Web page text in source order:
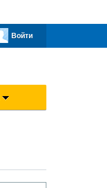
Войти